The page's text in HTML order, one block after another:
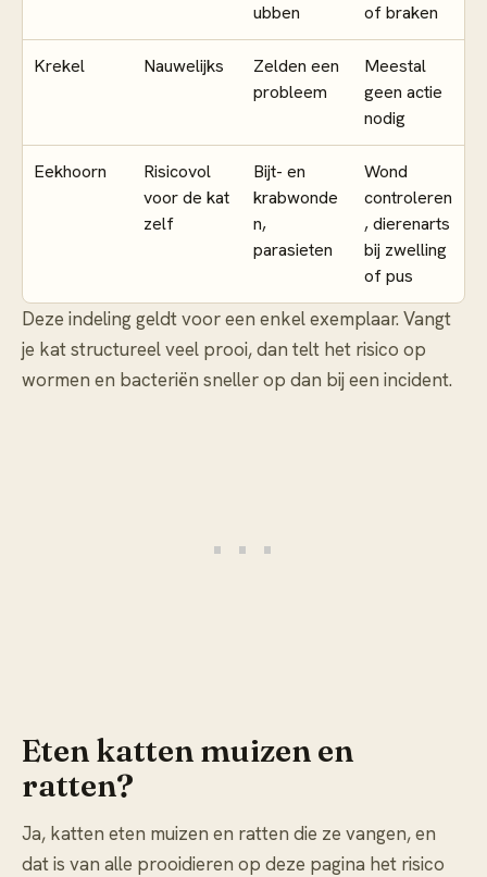
ubben
of braken
Krekel Nauwelijks
Zelden een
probleem
Meestal
geen actie
nodig
Eekhoorn
Risicovol
voor de kat
zelf
Bijt- en
krabwonde
n,
parasieten
Wond
controleren
, dierenarts
bij zwelling
of pus
Deze indeling geldt voor een enkel exemplaar. Vangt
je kat structureel veel prooi, dan telt het risico op
wormen en bacteriën sneller op dan bij een incident.
Eten katten muizen en
ratten?
Ja, katten eten muizen en ratten die ze vangen, en
dat is van alle prooidieren op deze pagina het risico